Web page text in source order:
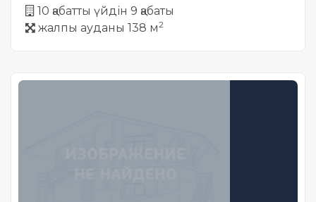
10 қабатты үйдін 9 қабаты
жалпы ауданы 138 м2